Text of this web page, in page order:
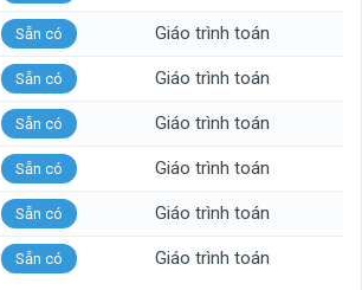
Sẵn có Giáo trình toán
Sẵn có Giáo trình toán
Sẵn có Giáo trình toán
Sẵn có Giáo trình toán
Sẵn có Giáo trình toán
Sẵn có Giáo trình toán